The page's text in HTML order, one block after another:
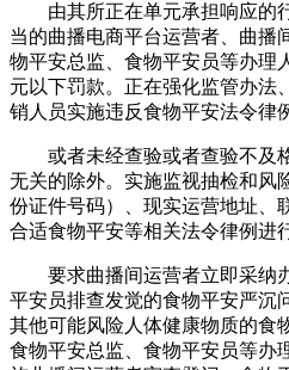
由其所正在单元承担响应的行
当的曲播电商平台运营者、曲播
物平安总监、食物平安员等办理
元以下罚款。正在强化监管办法
销人员实施违反食物平安法令律
或者未经查验或者查验不及格
无关的除外。实施监视抽检和风
份证件号码）、现实运营地址、
合适食物平安等相关法令律例进
要求曲播间运营者立即采纳办
平安员排查发觉的食物平安严沉
其他可能风险人体健康物质的食
食物平安总监、食物平安员等办